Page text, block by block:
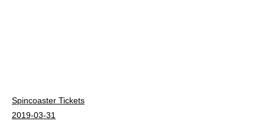
Spincoaster Tickets
2019-03-31